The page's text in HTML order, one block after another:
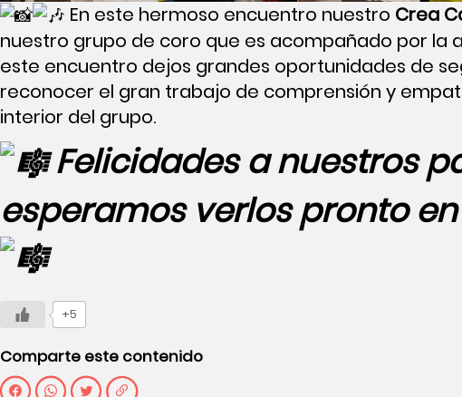
En este hermoso encuentro nuestro Crea
nuestro grupo de coro que es acompañado por la
este encuentro dejos grandes oportunidades de
reconocer el gran trabajo de comprensión y
interior del grupo.
Felicidades a nuestros
esperamos verlos pronto
+5
Comparte este contenido